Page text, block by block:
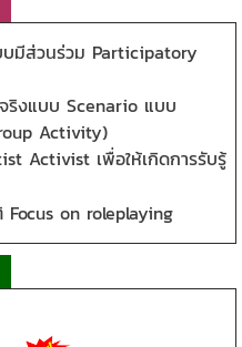
บมีส่วนร่วม Participatory
ริงแบบ Scenario แบบ
Activity)
Activist เพื่อให้เกิดการรับรู้
on roleplaying